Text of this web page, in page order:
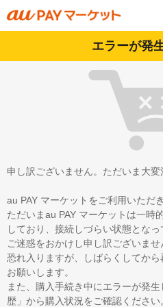
エラーが発
申し訳ございません。ただいま大変
au PAY マーケットをご利用いただ
ただいまau PAY マーケットは一時
しており、接続しづらい状態となっ
ご迷惑をおかけし申し訳ございませ
恐れ入りますが、しばらくしてか
お願いします。
また、購入手続き中にエラーが発
歴」から購入状況をご確認ください